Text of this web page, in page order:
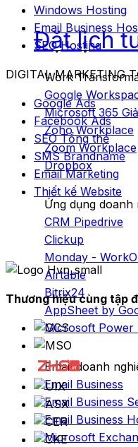
Đặt lịch
Work
Google
Microsoft 365
Zoho Workplace
Zoom Workplace
Dropbox
Ứng dụng doanh
CRM Pipedrive
Clickup
Monday -
Airtable
Bitrix24
AppSheet by
Microsoft Power
Email doanh
Email Business
Email Business
Email Business
Microsoft
Windows Hosting
Email Business
SEO Hosting
DIGITAL MARKETING
Google Ads
Facebook Ads
SEO Tổng thể
SMS Brandname
Email Marketing
Thiết kế Website
Thương hiệu cùng tập